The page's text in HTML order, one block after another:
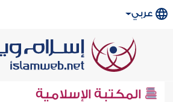
عربي
المكتبة الإسلامية